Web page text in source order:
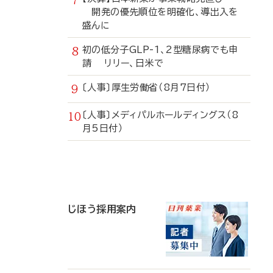
開発の優先順位を明確化、導出入を
盛んに
初の低分子GLP-1、2型糖尿病でも申
請 リリー、日米で
〔人事〕厚生労働省（8月7日付）
〔人事〕メディパルホールディングス（8
月5日付）
じほう採用案内